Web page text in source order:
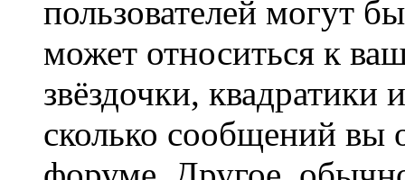
пользователей могут
может относиться к
звёздочки,
сколько сообщений вы